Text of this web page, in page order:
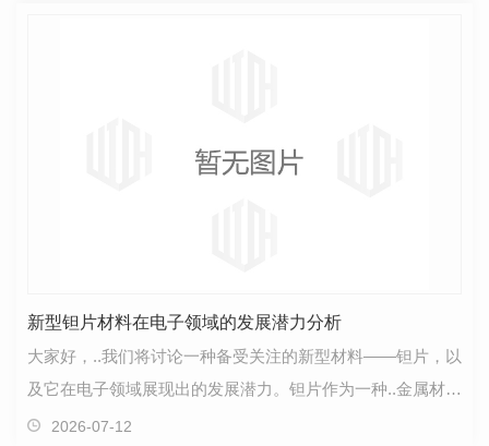
新型钽片材料在电子领域的发展潜力分析
大家好，..我们将讨论一种备受关注的新型材料——钽片，以
及它在电子领域展现出的发展潜力。钽片作为一种..金属材
料，因其独特的物理和化学性质，在电子行业中备受…
2026-07-12